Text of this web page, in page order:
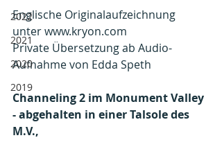
2022
2021
2020
2019
Englische Originalaufzeichnung
unter www.kryon.com
Private Übersetzung ab Audio-
Aufnahme von Edda Speth
Channeling 2 im Monument Valley
- abgehalten in einer Talsole des
M.V.,